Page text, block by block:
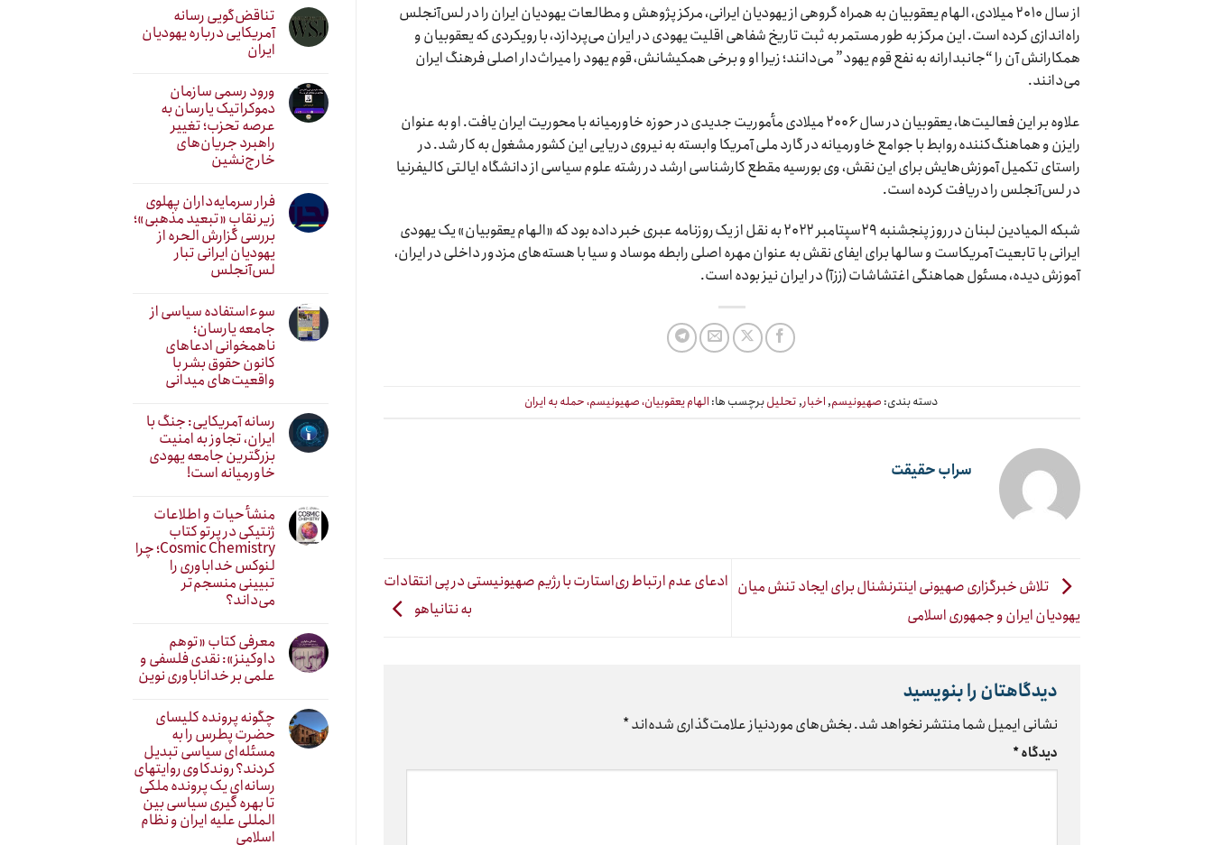
از سال ۲۰۱۰ میلادی، الهام یعقوبیان به همراه گروهی از یهودیان ایرانی، مرکز پژوهش و مطالعات یهودیان ایران را در لس‌آنجلس
راه‌اندازی کرده است. این مرکز به طور مستمر به ثبت تاریخ شفاهی اقلیت یهودی در ایران می‌پردازد، با رویکردی که یعقوبیان و
همکارانش آن را “جانبدارانه به نفع قوم یهود” می‌دانند؛ زیرا او و برخی همکیشانش، قوم یهود را میراث‌دار اصلی فرهنگ ایران
می‌دانند.
علاوه بر این فعالیت‌ها، یعقوبیان در سال ۲۰۰۶ میلادی مأموریت جدیدی در حوزه خاورمیانه با محوریت ایران یافت. او به عنوان
رایزن و هماهنگ‌کننده روابط با جوامع خاورمیانه در گارد ملی آمریکا وابسته به نیروی دریایی این کشور مشغول به کار شد. در
راستای تکمیل آموزش‌هایش برای این نقش، وی بورسیه مقطع کارشناسی ارشد در رشته علوم سیاسی از دانشگاه ایالتی کالیفرنیا
در لس‌آنجلس را دریافت کرده است.
شبکه المیادین لبنان در روز پنجشنبه ۲۹سپتامبر ۲۰۲۲ به نقل از یک روزنامه عبری خبر داده بود که «الهام یعقوبیان» یک یهودی
ایرانی با تابعیت آمریکاست و سالها برای ایفای نقش به عنوان مهره اصلی رابطه موساد و سیا با هسته‌های مزدور داخلی در ایران،
آموزش دیده، مسئول هماهنگی اغتشاشات (ززآ) در ایران نیز بوده است.
دسته بندی: صهیونیسم,اخبار,تحلیلبرچسب ها: الهام یعقوبیان، صهیونیسم، حمله به ایران
سراب حقیقت
تلاش خبرگزاری صهیونی اینترنشنال برای ایجاد تنش میان
یهودیان ایران و جمهوری اسلامی
ادعای عدم ارتباط ری‌استارت با رژیم صهیونیستی در پی انتقادات
به نتانیاهو
دیدگاهتان را بنویسید
نشانی ایمیل شما منتشر نخواهد شد.بخش‌های موردنیاز علامت‌گذاری شده‌اند*
دیدگاه*
تناقض‌گویی رسانه
آمریکایی درباره یهودیان
ایران
ورود رسمی سازمان
دموکراتیک یارسان به
عرصه تحزب؛ تغییر
راهبرد جریان‌های
خارج‌نشین
فرار سرمایه‌داران پهلوی
زیر نقابِ «تبعید مذهبی»؛
بررسی گزارش الحره از
یهودیان ایرانی تبار
لس‌آنجلس
سوءاستفاده سیاسی از
جامعه یارسان؛
ناهمخوانی ادعاهای
کانون حقوق بشر با
واقعیت‌های میدانی
رسانه آمریکایی: جنگ با
ایران، تجاوز به امنیت
بزرگترین جامعه یهودی
خاورمیانه است!
منشأ حیات و اطلاعات
ژنتیکی در پرتو کتاب
Cosmic Chemistry؛ چرا
لنوکس خداباوری را
تبیینی منسجم‌تر
می‌داند؟
معرفی کتاب «توهم
داوکینز»: نقدی فلسفی و
علمی بر خداناباوری نوین
چگونه پرونده کلیسای
حضرت پطرس را به
مسئله‌ای سیاسی تبدیل
کردند؟ روندکاوی روایتهای
رسانه‌ایِ یک پرونده ملکی
تا بهره گیری سیاسی بین
المللی علیه ایران و نظام
اسلامی